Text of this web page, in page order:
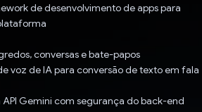
de desenvolvimento de apps para
conversas e bate-papos
voz de IA para conversão de texto em fala
Gemini com segurança do back-end